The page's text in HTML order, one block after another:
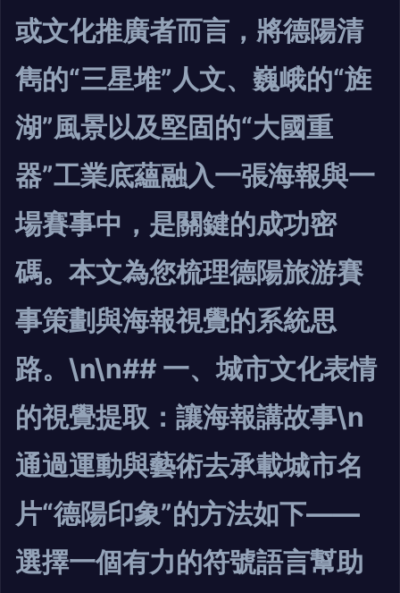
或文化推廣者而言，將德陽清
雋的“三星堆”人文、巍峨的“旌
湖”風景以及堅固的“大國重
器”工業底蘊融入一張海報與一
場賽事中，是關鍵的成功密
碼。本文為您梳理德陽旅游賽
事策劃與海報視覺的系統思
路。\n\n## 一、城市文化表情
的視覺提取：讓海報講故事\n
通過運動與藝術去承載城市名
片“德陽印象”的方法如下——
選擇一個有力的符號語言幫助